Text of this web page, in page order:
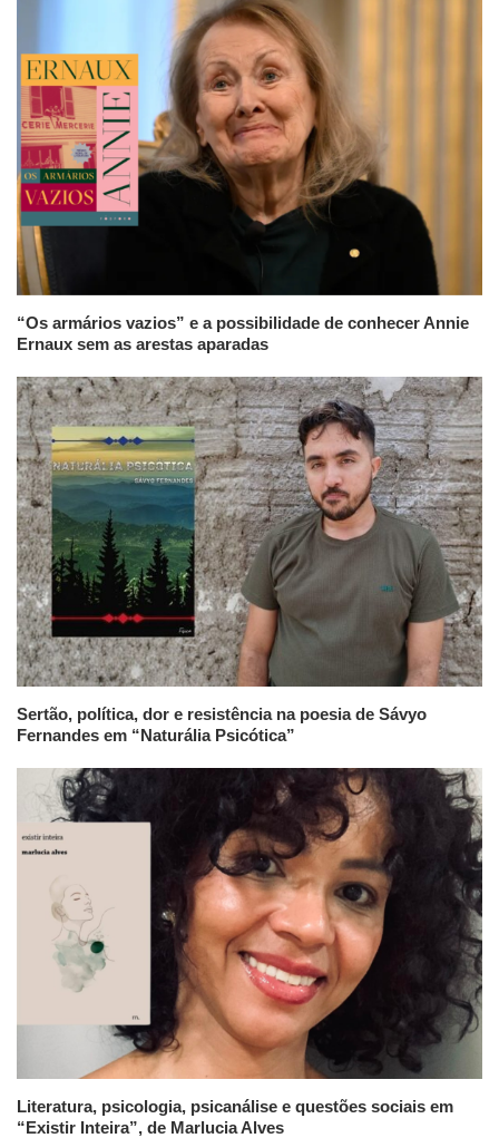
“Os armários vazios” e a possibilidade de conhecer Annie
Ernaux sem as arestas aparadas
Sertão, política, dor e resistência na poesia de Sávyo
Fernandes em “Naturália Psicótica”
Literatura, psicologia, psicanálise e questões sociais em
“Existir Inteira”, de Marlucia Alves